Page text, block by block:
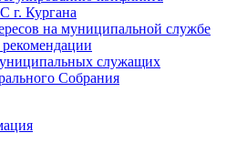
г. Кургана
на муниципальной службе
служащих
Cобрания